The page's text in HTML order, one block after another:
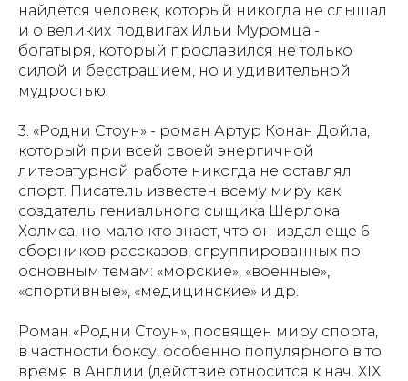
найдётся человек, который никогда не слышал
и о великих подвигах Ильи Муромца -
богатыря, который прославился не только
силой и бесстрашием, но и удивительной
мудростью.
3. «Родни Стоун» - роман Артур Конан Дойла,
который при всей своей энергичной
литературной работе никогда не оставлял
спорт. Писатель известен всему миру как
создатель гениального сыщика Шерлока
Холмса, но мало кто знает, что он издал еще 6
сборников рассказов, сгруппированных по
основным темам: «морские», «военные»,
«спортивные», «медицинские» и др.
Роман «Родни Стоун», посвящен миру спорта,
в частности боксу, особенно популярного в то
время в Англии (действие относится к нач. XIX